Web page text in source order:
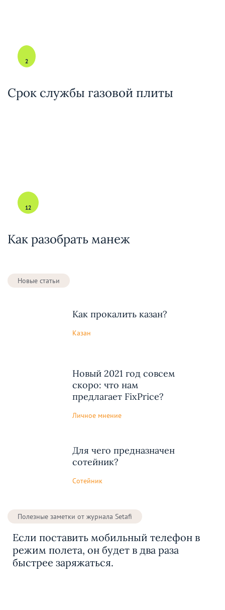
2
Срок службы газовой плиты
12
Как разобрать манеж
Новые статьи
Как прокалить казан?
Казан
Новый 2021 год совсем
скоро: что нам
предлагает FixPrice?
Личное мнение
Для чего предназначен
сотейник?
Сотейник
Полезные заметки от журнала Setafi